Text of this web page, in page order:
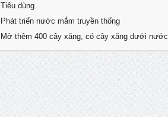
Tiêu dùng
Phát triển nước mắm truyền thống
Mở thêm 400 cây xăng, có cây xăng dưới nước